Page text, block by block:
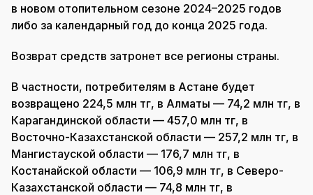
в новом отопительном сезоне 2024–2025 годов
либо за календарный год до конца 2025 года.
Возврат средств затронет все регионы страны.
В частности, потребителям в Астане будет
возвращено 224,5 млн тг, в Алматы — 74,2 млн тг, в
Карагандинской области — 457,0 млн тг, в
Восточно-Казахстанской области — 257,2 млн тг, в
Мангистауской области — 176,7 млн тг, в
Костанайской области — 106,9 млн тг, в Северо-
Казахстанской области — 74,8 млн тг, в